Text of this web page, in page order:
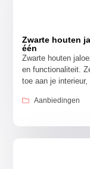
Zwarte houten
één
Zwarte houten
en functionaliteit.
toe aan je
Aanbiedingen